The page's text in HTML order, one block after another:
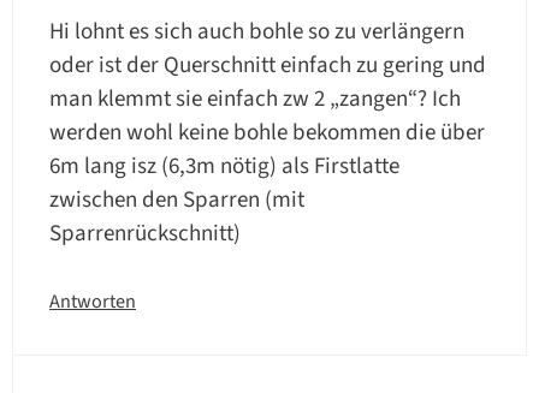
Hi lohnt es sich auch bohle so zu verlängern
oder ist der Querschnitt einfach zu gering und
man klemmt sie einfach zw 2 „zangen“? Ich
werden wohl keine bohle bekommen die über
6m lang isz (6,3m nötig) als Firstlatte
zwischen den Sparren (mit
Sparrenrückschnitt)
Antworten